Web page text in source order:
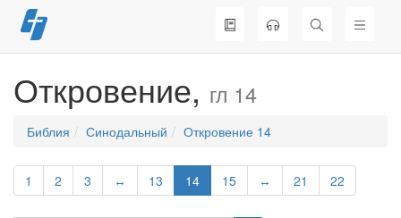
Перейти
к
Откровение, гл 14
Библия Синодальный Откровение 14
1 2 3 ↔ 13 14 15 ↔ 21 22